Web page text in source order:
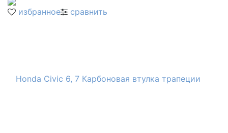
избранное сравнить